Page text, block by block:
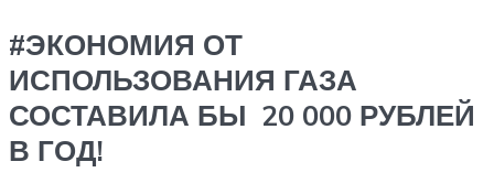
#ЭКОНОМИЯ ОТ
ИСПОЛЬЗОВАНИЯ ГАЗА
СОСТАВИЛА БЫ 20 000 РУБЛЕЙ
В ГОД!